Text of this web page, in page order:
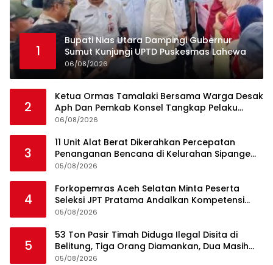
1
Bupati Nias Utara Dampingi Gubernur
Sumut Kunjungi UPTD Puskesmas Lahewa
06/08/2026
2
Ketua Ormas Tamalaki Bersama Warga Desak
Aph Dan Pemkab Konsel Tangkap Pelaku
Angkut Cangkang Sawit Overload, Truk PT KAP
06/08/2026
3
11 Unit Alat Berat Dikerahkan Percepatan
Penanganan Bencana di Kelurahan Sipange
Kecamatan Tukka
05/08/2026
4
Forkopemras Aceh Selatan Minta Peserta
Seleksi JPT Pratama Andalkan Kompetensi
dan Integritas, Bukan Kedekatan
05/08/2026
5
53 Ton Pasir Timah Diduga Ilegal Disita di
Belitung, Tiga Orang Diamankan, Dua Masih
Diburu
05/08/2026